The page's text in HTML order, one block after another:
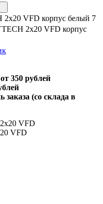
2x20 VFD корпус белый 7
2x20 VFD корпус
350 рублей
заказа (со склада в
VFD